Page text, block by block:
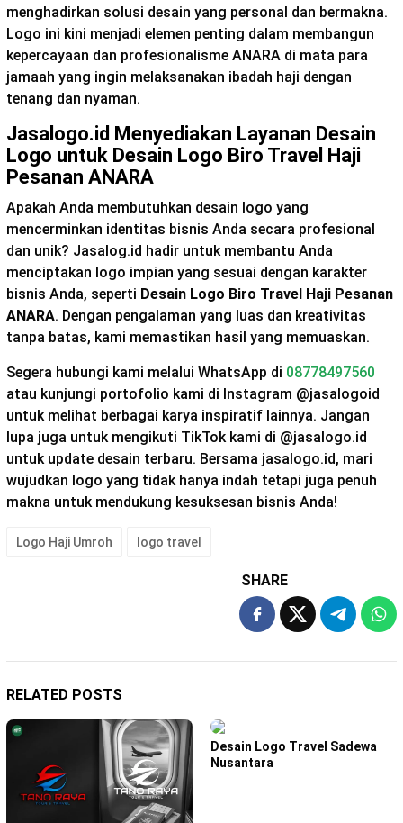
menghadirkan solusi desain yang personal dan bermakna.
Logo ini kini menjadi elemen penting dalam membangun
kepercayaan dan profesionalisme ANARA di mata para
jamaah yang ingin melaksanakan ibadah haji dengan
tenang dan nyaman.
Jasalogo.id Menyediakan Layanan Desain
Logo untuk Desain Logo Biro Travel Haji
Pesanan ANARA
Apakah Anda membutuhkan desain logo yang
mencerminkan identitas bisnis Anda secara profesional
dan unik? Jasalog.id hadir untuk membantu Anda
menciptakan logo impian yang sesuai dengan karakter
bisnis Anda, seperti Desain Logo Biro Travel Haji Pesanan
ANARA. Dengan pengalaman yang luas dan kreativitas
tanpa batas, kami memastikan hasil yang memuaskan.
Segera hubungi kami melalui WhatsApp di 08778497560
atau kunjungi portofolio kami di Instagram @jasalogoid
untuk melihat berbagai karya inspiratif lainnya. Jangan
lupa juga untuk mengikuti TikTok kami di @jasalogo.id
untuk update desain terbaru. Bersama jasalogo.id, mari
wujudkan logo yang tidak hanya indah tetapi juga penuh
makna untuk mendukung kesuksesan bisnis Anda!
Logo Haji Umroh logo travel
SHARE
RELATED POSTS
Desain Logo Travel Sadewa
Nusantara